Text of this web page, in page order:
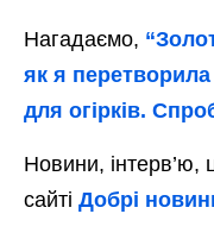
Нагадаємо,
як я перетворила
для огірків.
Новини, інтерв’ю,
сайті Добрі